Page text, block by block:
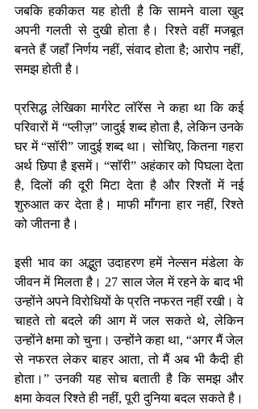
जबकि हकीकत यह होती है कि सामने वाला खुद
अपनी गलती से दुखी होता है। रिश्ते वहीं मजबूत
बनते हैं जहाँ निर्णय नहीं, संवाद होता है; आरोप नहीं,
समझ होती है।
प्रसिद्ध लेखिका मार्गरेट लॉरेंस ने कहा था कि कई
परिवारों में “प्लीज़” जादुई शब्द होता है, लेकिन उनके
घर में “सॉरी” जादुई शब्द था। सोचिए, कितना गहरा
अर्थ छिपा है इसमें। “सॉरी” अहंकार को पिघला देता
है, दिलों की दूरी मिटा देता है और रिश्तों में नई
शुरुआत कर देता है। माफी माँगना हार नहीं, रिश्ते
को जीतना है।
इसी भाव का अद्भुत उदाहरण हमें नेल्सन मंडेला के
जीवन में मिलता है। 27 साल जेल में रहने के बाद भी
उन्होंने अपने विरोधियों के प्रति नफरत नहीं रखी। वे
चाहते तो बदले की आग में जल सकते थे, लेकिन
उन्होंने क्षमा को चुना। उन्होंने कहा था, “अगर मैं जेल
से नफरत लेकर बाहर आता, तो मैं अब भी कैदी ही
होता।” उनकी यह सोच बताती है कि समझ और
क्षमा केवल रिश्ते ही नहीं, पूरी दुनिया बदल सकते है।